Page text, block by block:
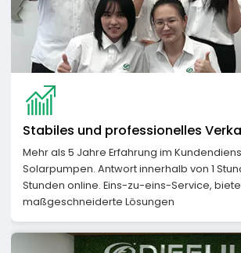
Stabiles und professionelles
Mehr als 5 Jahre Erfahrung im
Solarpumpen. Antwort innerhalb von 1
Stunden online. Eins-zu-eins-Service,
maßgeschneiderte Lösungen